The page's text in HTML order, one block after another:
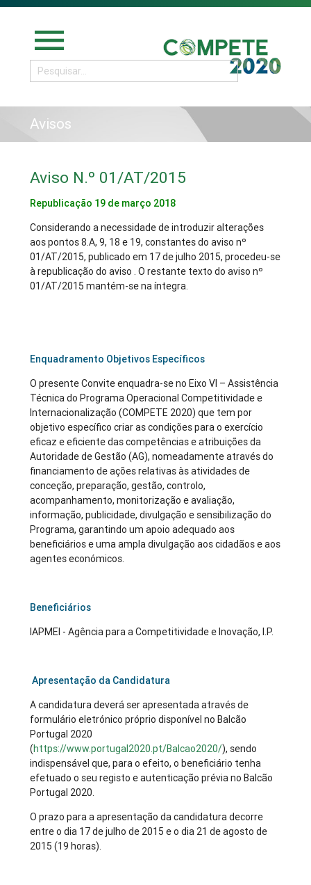
menu
Avisos
Aviso N.º 01/AT/2015
Republicação 19 de março 2018
Considerando a necessidade de introduzir alterações
aos pontos 8.A, 9, 18 e 19, constantes do aviso nº
01/AT/2015, publicado em 17 de julho 2015, procedeu-se
à republicação do aviso . O restante texto do aviso nº
01/AT/2015 mantém-se na íntegra.
Enquadramento Objetivos Específicos
O presente Convite enquadra-se no Eixo VI – Assistência
Técnica do Programa Operacional Competitividade e
Internacionalização (COMPETE 2020) que tem por
objetivo específico criar as condições para o exercício
eficaz e eficiente das competências e atribuições da
Autoridade de Gestão (AG), nomeadamente através do
financiamento de ações relativas às atividades de
conceção, preparação, gestão, controlo,
acompanhamento, monitorização e avaliação,
informação, publicidade, divulgação e sensibilização do
Programa, garantindo um apoio adequado aos
beneficiários e uma ampla divulgação aos cidadãos e aos
agentes económicos.
Beneficiários
IAPMEI - Agência para a Competitividade e Inovação, I.P.
Apresentação da Candidatura
A candidatura deverá ser apresentada através de
formulário eletrónico próprio disponível no Balcão
Portugal 2020
(https://www.portugal2020.pt/Balcao2020/), sendo
indispensável que, para o efeito, o beneficiário tenha
efetuado o seu registo e autenticação prévia no Balcão
Portugal 2020.
O prazo para a apresentação da candidatura decorre
entre o dia 17 de julho de 2015 e o dia 21 de agosto de
2015 (19 horas).